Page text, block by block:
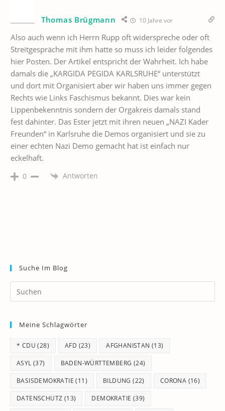
Thomas Brügmann 10 Jahre vor
Also auch wenn ich Herrn Rupp oft widerspreche oder oft
Streitgespräche mit ihm hatte so muss ich leider folgendes
hier Posten. Der Artikel entspricht der Wahrheit. Ich habe
damals die „KARGIDA PEGIDA KARLSRUHE“ unterstützt
und dort mit Organisiert aber wir haben uns immer gegen
Rechts wie Links Faschismus bekannt. Dies war kein
Lippenbekenntnis sondern der Orgakreis damals stand
fest dahinter. Das Ester jetzt mit ihren neuen „NAZI Kader
Freunden“ in Karlsruhe die Demos organisiert und sie zu
einer echten Nazi Demo gemacht hat ist einfach nur
eckelhaft.
0 Antworten
Suche Im Blog
Meine Schlagwörter
* CDU (28) AFD (23) AFGHANISTAN (13)
ASYL (37) BADEN-WÜRTTEMBERG (24)
BASISDEMOKRATIE (11) BILDUNG (22) CORONA (16)
DATENSCHUTZ (13) DEMOKRATIE (39)